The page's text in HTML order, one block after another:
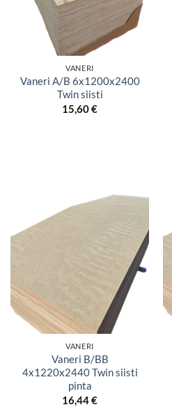
VANERI
Vaneri A/B 6x1200x2400
Twin siisti
15,60€
VANERI
Vaneri B/BB
4x1220x2440 Twin siisti
pinta
16,44€